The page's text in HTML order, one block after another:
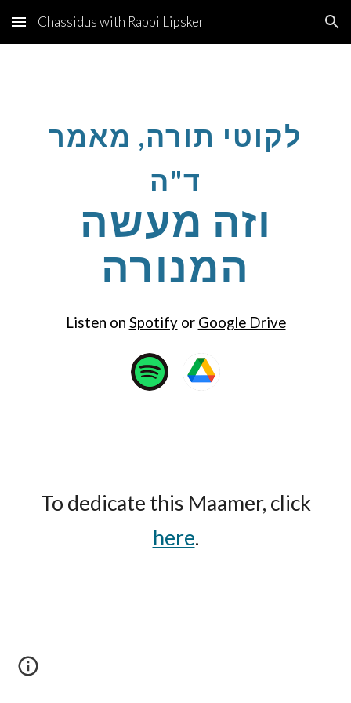
Skip to main content Skip to navigation
Chassidus with Rabbi Lipsker
לקוטי תורה, מאמר
ד"ה
וזה מעשה
המנורה
Listen on Spotifyor Google Drive
To dedicate this Maamer, click
here.